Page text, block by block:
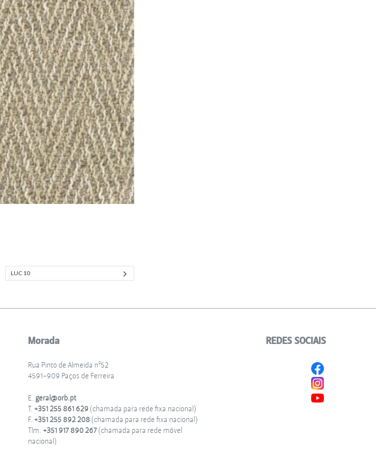
LUC 10
Morada
Rua Pinto de Almeida nº52
4591-909 Paços de Ferreira
E. geral@orb.pt
T. +351 255 861 629 (chamada para rede fixa nacional)
F. +351 255 892 208(chamada para rede fixa nacional)
Tlm. +351 917 890 267(chamada para rede móvel
nacional)
REDES SOCIAIS